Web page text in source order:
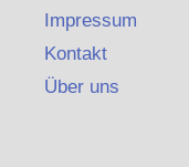
Impressum
Kontakt
Über uns